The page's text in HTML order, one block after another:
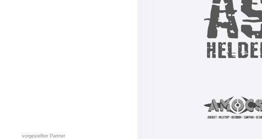
vorgestellter Partner